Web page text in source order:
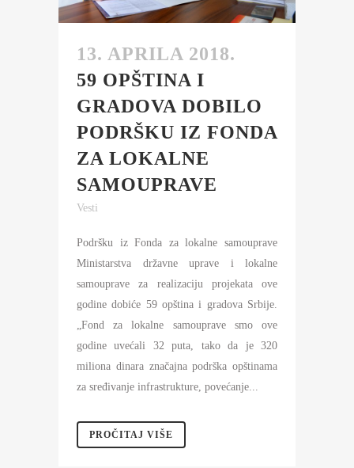
13. APRILA 2018.
59 OPŠTINA I
GRADOVA DOBILO
PODRŠKU IZ FONDA
ZA LOKALNE
SAMOUPRAVE
Vesti
Podršku iz Fonda za lokalne samouprave
Ministarstva državne uprave i lokalne
samouprave za realizaciju projekata ove
godine dobiće 59 opština i gradova Srbije.
„Fond za lokalne samouprave smo ove
godine uvećali 32 puta, tako da je 320
miliona dinara značajna podrška opštinama
za sređivanje infrastrukture, povećanje...
PROČITAJ VIŠE